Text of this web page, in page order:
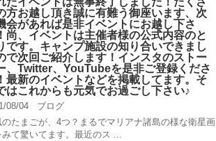
方お越し頂き誠に有難う御座います、次
会があれば是非イベントにお越し下さ
尚、イベントは主催者様の公式内容のと
です。キャンプ️施設の知り合いできまし
で次回ご紹介します！インスタのストー
、Twitter、YouTubeを是非ご登録くださ
最新のイベントなどを掲載してます。そ
はこれからも元気でお過ごし下さい♪
08/04
ブログ
のたまごが、4つ？まるでマリアナ諸島の様な衛星画
みて驚いてます。最近のス ...